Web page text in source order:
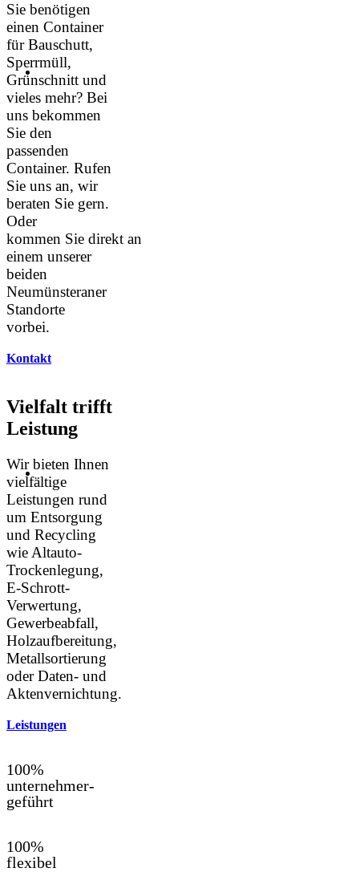
Sie benötigen
einen Container
für Bauschutt,
Sperrmüll,
Grünschnitt und
vieles mehr? Bei
uns bekommen
Sie den
passenden
Container. Rufen
Sie uns an, wir
beraten Sie gern.
Oder
kommen Sie direkt an
einem unserer
beiden
Neumünsteraner
Standorte
vorbei.
Kontakt
Vielfalt trifft
Leistung
Wir bieten Ihnen
vielfältige
Leistungen rund
um Entsorgung
und Recycling
wie Altauto-
Trockenlegung,
E-Schrott-
Verwertung,
Gewerbeabfall,
Holzaufbereitung,
Metallsortierung
oder Daten- und
Aktenvernichtung.
Leistungen
100%
unternehmer-
geführt
100%
flexibel